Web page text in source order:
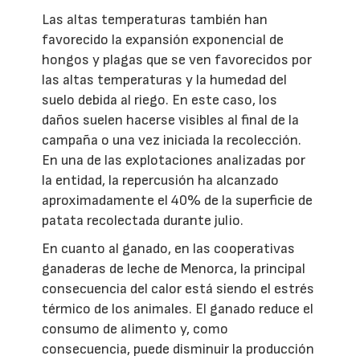
Las altas temperaturas también han
favorecido la expansión exponencial de
hongos y plagas que se ven favorecidos por
las altas temperaturas y la humedad del
suelo debida al riego. En este caso, los
daños suelen hacerse visibles al final de la
campaña o una vez iniciada la recolección.
En una de las explotaciones analizadas por
la entidad, la repercusión ha alcanzado
aproximadamente el 40% de la superficie de
patata recolectada durante julio.
En cuanto al ganado, en las cooperativas
ganaderas de leche de Menorca, la principal
consecuencia del calor está siendo el estrés
térmico de los animales. El ganado reduce el
consumo de alimento y, como
consecuencia, puede disminuir la producción